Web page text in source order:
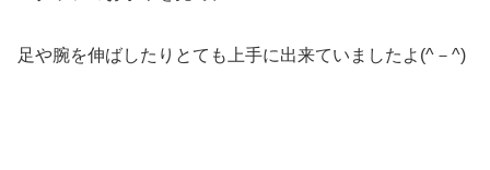
足や腕を伸ばしたりとても上手に出来ていましたよ(^－^)